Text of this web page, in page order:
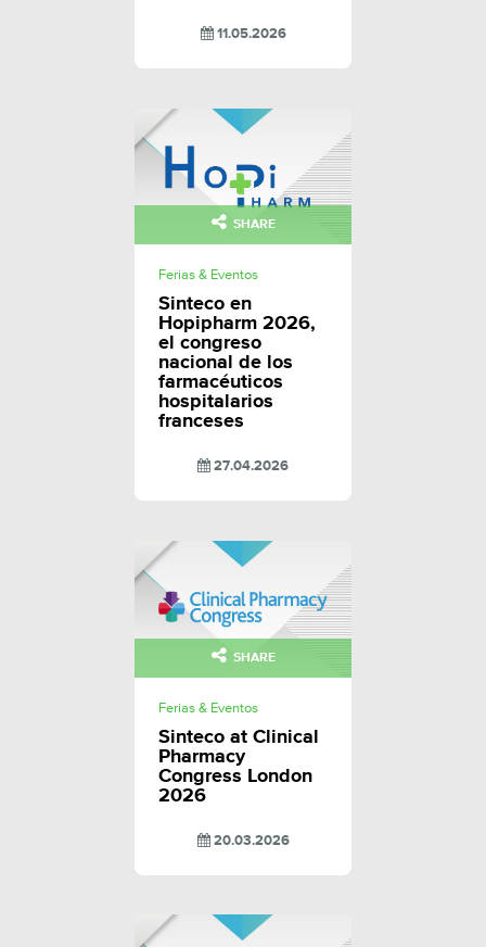
11.05.2026
SHARE
Ferias & Eventos
Sinteco en
Hopipharm 2026,
el congreso
nacional de los
farmacéuticos
hospitalarios
franceses
27.04.2026
SHARE
Ferias & Eventos
Sinteco at Clinical
Pharmacy
Congress London
2026
20.03.2026